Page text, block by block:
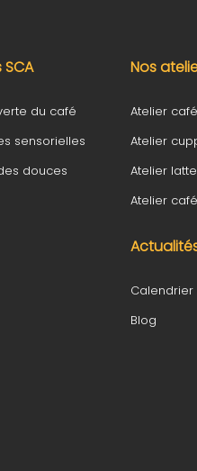
du café
sensorielles
douces
Nos
Atelier
Atelier
Atelier
Atelier
Calendrier
Blog